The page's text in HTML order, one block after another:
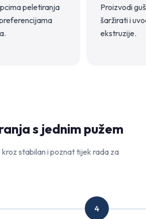
peletiranja
Proizvodi
šaržirati i
ekstruzije.
s jednim pužem
stabilan i poznat tijek rada za
4